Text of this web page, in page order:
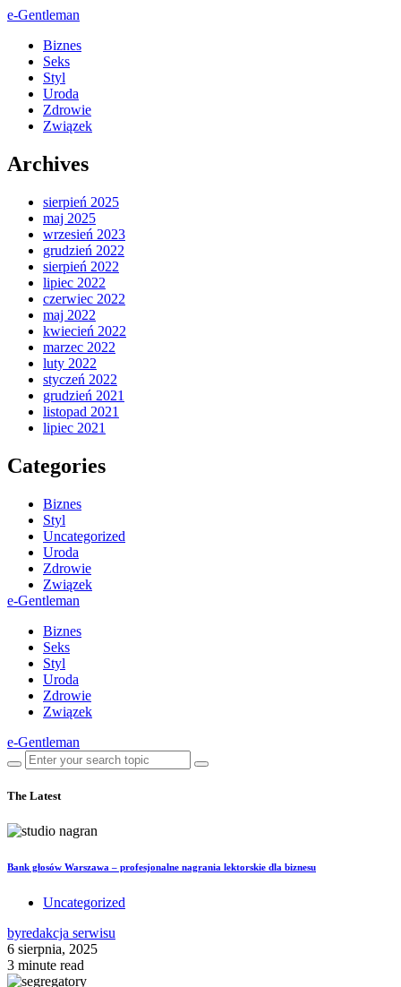
e-Gentleman
Biznes
Seks
Styl
Uroda
Zdrowie
Związek
Archives
sierpień 2025
maj 2025
wrzesień 2023
grudzień 2022
sierpień 2022
lipiec 2022
czerwiec 2022
maj 2022
kwiecień 2022
marzec 2022
luty 2022
styczeń 2022
grudzień 2021
listopad 2021
lipiec 2021
Categories
Biznes
Styl
Uncategorized
Uroda
Zdrowie
Związek
e-Gentleman
Biznes
Seks
Styl
Uroda
Zdrowie
Związek
e-Gentleman
The Latest
Bank głosów Warszawa – profesjonalne nagrania lektorskie dla biznesu
Uncategorized
byredakcja serwisu
6 sierpnia, 2025
3 minute read